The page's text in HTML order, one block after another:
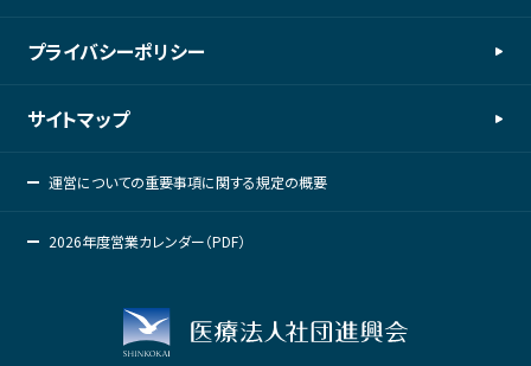
プライバシーポリシー
サイトマップ
運営についての重要事項に関する規定の概要
2026年度営業カレンダー（PDF）